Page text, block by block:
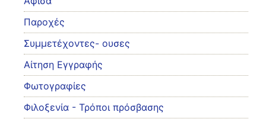
Παροχές
Συμμετέχοντες- ουσες
Αίτηση Εγγραφής
Φωτογραφίες
Φιλοξενία - Τρόποι πρόσβασης